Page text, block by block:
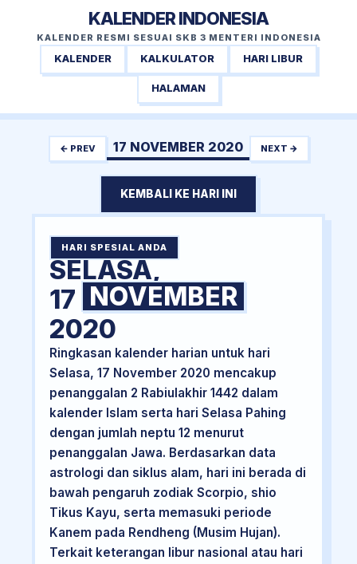
KALENDER INDONESIA
KALENDER RESMI SESUAI SKB 3 MENTERI INDONESIA
KALENDER KALKULATOR HARI LIBUR
HALAMAN
← PREV 17 NOVEMBER 2020 NEXT →
KEMBALI KE HARI INI
HARI SPESIAL ANDA
SELASA,
17 NOVEMBER
2020
Ringkasan kalender harian untuk hari
Selasa, 17 November 2020 mencakup
penanggalan 2 Rabiulakhir 1442 dalam
kalender Islam serta hari Selasa Pahing
dengan jumlah neptu 12 menurut
penanggalan Jawa. Berdasarkan data
astrologi dan siklus alam, hari ini berada di
bawah pengaruh zodiak Scorpio, shio
Tikus Kayu, serta memasuki periode
Kanem pada Rendheng (Musim Hujan).
Terkait keterangan libur nasional atau hari